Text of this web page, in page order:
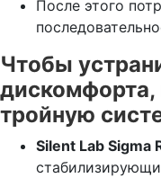
После этого
Чтобы
тройную
Silent Lab Sigma